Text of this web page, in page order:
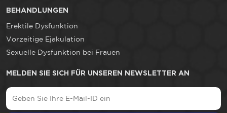
BEHANDLUNGEN
Erektile Dysfunktion
Vorzeitige Ejakulation
Sexuelle Dysfunktion bei Frauen
MELDEN SIE SICH FÜR UNSEREN NEWSLETTER AN